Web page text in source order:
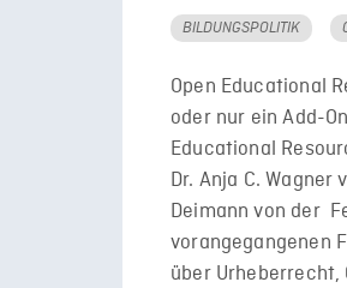
BILDUNGSPOLITIK
Open Educational
oder nur ein Add-
Educational
Dr. Anja C. Wagner
Deimann von der
vorangegangenen
über Urheberrecht,